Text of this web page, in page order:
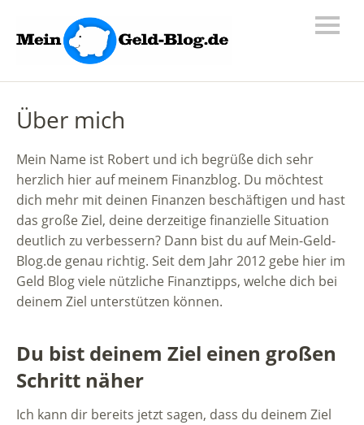
Über mich
Mein Name ist Robert und ich begrüße dich sehr
herzlich hier auf meinem Finanzblog. Du möchtest
dich mehr mit deinen Finanzen beschäftigen und hast
das große Ziel, deine derzeitige finanzielle Situation
deutlich zu verbessern? Dann bist du auf Mein-Geld-
Blog.de genau richtig. Seit dem Jahr 2012 gebe hier im
Geld Blog viele nützliche Finanztipps, welche dich bei
deinem Ziel unterstützen können.
Du bist deinem Ziel einen großen
Schritt näher
Ich kann dir bereits jetzt sagen, dass du deinem Ziel